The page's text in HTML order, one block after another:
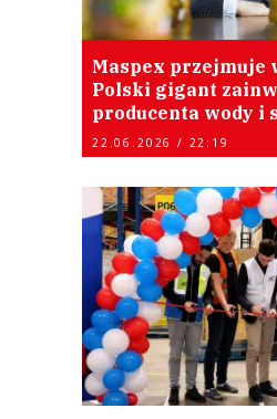
Maspex przejmuje
Polski gigant
producenta wody i
22.06.2026 / 22:19